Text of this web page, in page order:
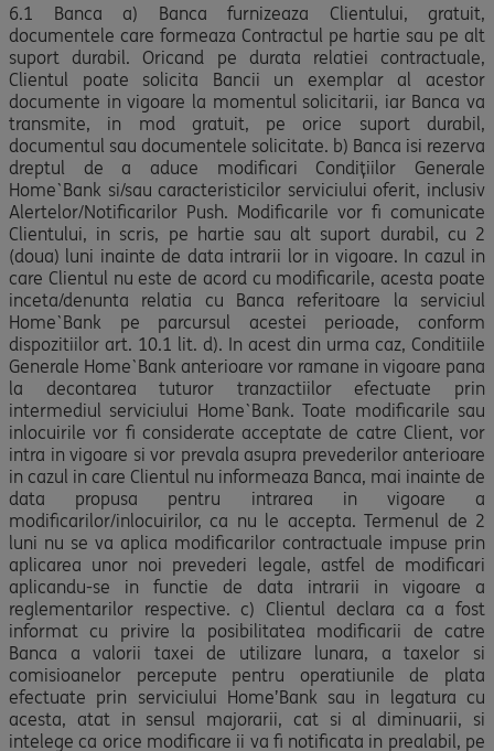
6.1 Banca a) Banca furnizeaza Clientului, gratuit,
documentele care formeaza Contractul pe hartie sau pe alt
suport durabil. Oricand pe durata relatiei contractuale,
Clientul poate solicita Bancii un exemplar al acestor
documente in vigoare la momentul solicitarii, iar Banca va
transmite, in mod gratuit, pe orice suport durabil,
documentul sau documentele solicitate. b) Banca isi rezerva
dreptul de a aduce modificari Condiţiilor Generale
Home`Bank si/sau caracteristicilor serviciului oferit, inclusiv
Alertelor/Notificarilor Push. Modificarile vor fi comunicate
Clientului, in scris, pe hartie sau alt suport durabil, cu 2
(doua) luni inainte de data intrarii lor in vigoare. In cazul in
care Clientul nu este de acord cu modificarile, acesta poate
inceta/denunta relatia cu Banca referitoare la serviciul
Home`Bank pe parcursul acestei perioade, conform
dispozitiilor art. 10.1 lit. d). In acest din urma caz, Conditiile
Generale Home`Bank anterioare vor ramane in vigoare pana
la decontarea tuturor tranzactiilor efectuate prin
intermediul serviciului Home`Bank. Toate modificarile sau
inlocuirile vor fi considerate acceptate de catre Client, vor
intra in vigoare si vor prevala asupra prevederilor anterioare
in cazul in care Clientul nu informeaza Banca, mai inainte de
data propusa pentru intrarea in vigoare a
modificarilor/inlocuirilor, ca nu le accepta. Termenul de 2
luni nu se va aplica modificarilor contractuale impuse prin
aplicarea unor noi prevederi legale, astfel de modificari
aplicandu-se in functie de data intrarii in vigoare a
reglementarilor respective. c) Clientul declara ca a fost
informat cu privire la posibilitatea modificarii de catre
Banca a valorii taxei de utilizare lunara, a taxelor si
comisioanelor percepute pentru operatiunile de plata
efectuate prin serviciului Home’Bank sau in legatura cu
acesta, atat in sensul majorarii, cat si al diminuarii, si
intelege ca orice modificare ii va fi notificata in prealabil, pe